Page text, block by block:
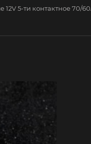
12V 5-ти контактное 70/